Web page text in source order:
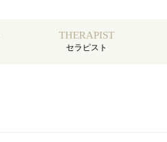
THERAPIST
セラピスト